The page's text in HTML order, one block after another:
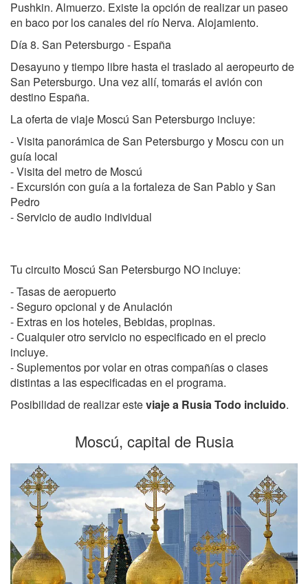
Pushkin. Almuerzo. Existe la opción de realizar un paseo
en baco por los canales del río Nerva. Alojamiento.
Día 8. San Petersburgo - España
Desayuno y tiempo libre hasta el traslado al aeropeurto de
San Petersburgo. Una vez allí, tomarás el avión con
destino España.
La oferta de viaje Moscú San Petersburgo incluye:
- Visita panorámica de San Petersburgo y Moscu con un
guía local
- Visita del metro de Moscú
- Excursión con guía a la fortaleza de San Pablo y San
Pedro
- Servicio de audio individual
Tu circuito Moscú San Petersburgo NO incluye:
- Tasas de aeropuerto
- Seguro opcional y de Anulación
- Extras en los hoteles, Bebidas, propinas.
- Cualquier otro servicio no especificado en el precio
incluye.
- Suplementos por volar en otras compañías o clases
distintas a las especificadas en el programa.
Posibilidad de realizar esteviaje a Rusia Todo incluido.
Moscú, capital de Rusia